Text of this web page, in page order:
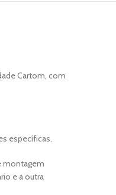
Cartom, com
específicas.
montagem
e a outra